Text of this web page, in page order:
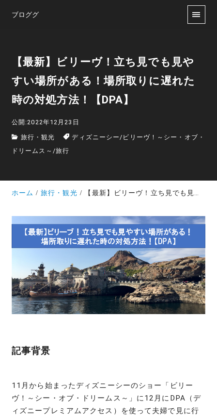
ブロググ
【最新】ビリーヴ！立ち見でも見や
すい場所がある！場所取りに遅れた
時の対処方法！【DPA】
公開:2022年12月23日
旅行・観光 ディズニーシー / ビリーヴ！～シー・オブ・
ドリームス～ /旅行
ホーム 旅行・観光 【最新】ビリーヴ！立ち見でも見やすい場所がある！場所取りに遅れた時の対処方法！【DPA】
記事背景
11月から始まったディズニーシーのショー「ビリー
ヴ！～シー・オブ・ドリームス～」に12月にDPA（デ
ィズニープレミアムアクセス）を使って夫婦で見に行